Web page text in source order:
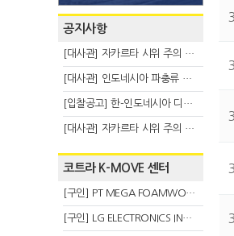
공지사항
[대사관] 자카르타 시위 주의 안내(8.3)
[대사관] 인도네시아 파충류 불법 반출 주의 (7.29)
[입찰공고] 한-인도네시아 디지털융복합 탈 전시회
[대사관] 자카르타 시위 주의 안내(7.27)
코트라 K-MOVE 센터
[구인] PT MEGA FOAMWORKS INDONESIA
[구인] LG ELECTRONICS INDONESIA